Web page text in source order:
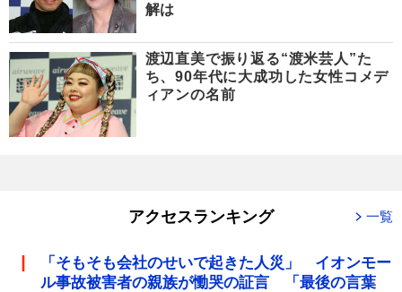
解は
渡辺直美で振り返る“渡米芸人”た
ち、90年代に大成功した女性コメデ
ィアンの名前
アクセスランキング 一覧
「そもそも会社のせいで起きた人災」 イオンモー
ル事故被害者の親族が慟哭の証言 「最後の言葉